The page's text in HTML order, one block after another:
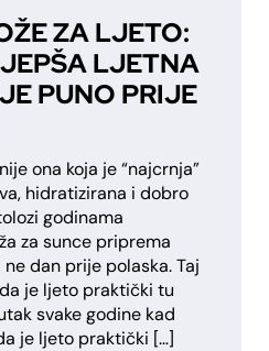
ZA LJETO:
LJETNA
PUNO PRIJE
ona koja je “najcrnja”
hidratizirana i dobro
godinama
za sunce priprema
dan prije polaska. Taj
je ljeto praktički tu
svake godine kad
je ljeto praktički […]